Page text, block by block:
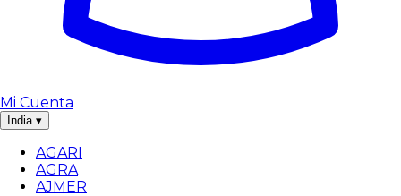
Mi Cuenta
India ▾
AGARI
AGRA
AJMER